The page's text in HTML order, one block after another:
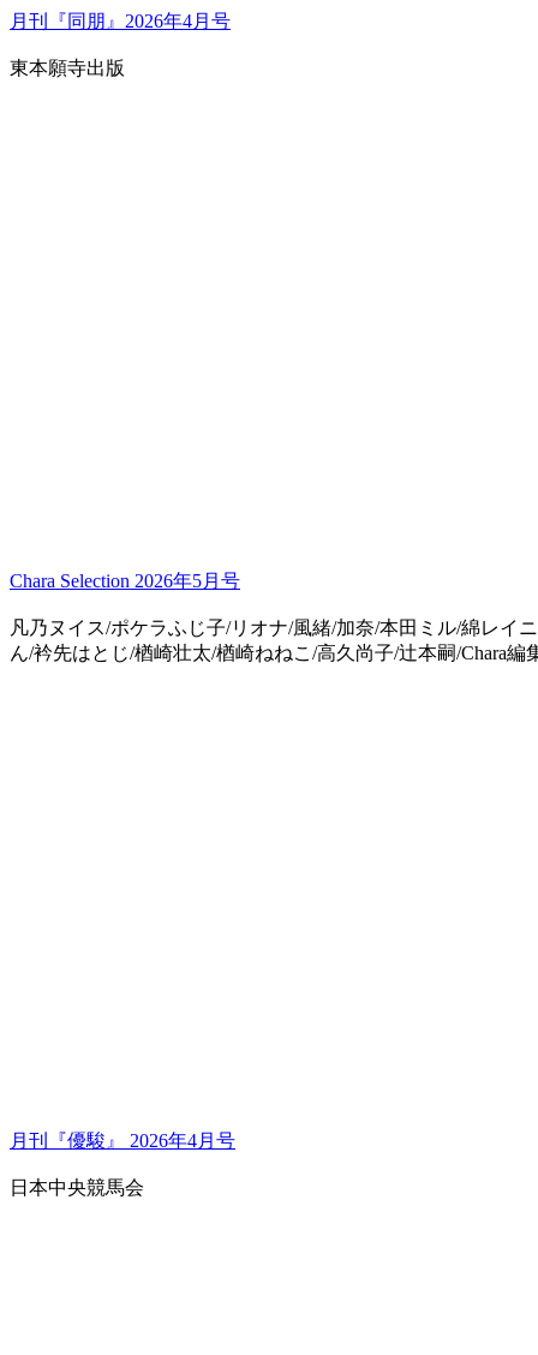
月刊『同朋』2026年4月号
東本願寺出版
Chara Selection 2026年5月号
凡乃ヌイス/ポケラふじ子/リオナ/風緒/加奈/本田ミル/綿レイ
ん/衿先はとじ/楢崎壮太/楢崎ねねこ/高久尚子/辻本嗣/Chara編
月刊『優駿』 2026年4月号
日本中央競馬会